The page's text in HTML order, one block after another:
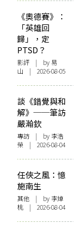
《奧德賽》：
「英雄回
歸」，定
PTSD？
影評 | by 易
山 | 2026-08-05
談《錯覺與和
解》──筆訪
嚴瀚欽
專訪 | by 李浩
榮 | 2026-08-04
任俠之風：憶
施南生
其他 | by 李焯
桃 | 2026-08-04